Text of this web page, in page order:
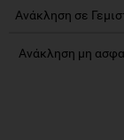
Ανάκληση σε
Ανάκληση μη